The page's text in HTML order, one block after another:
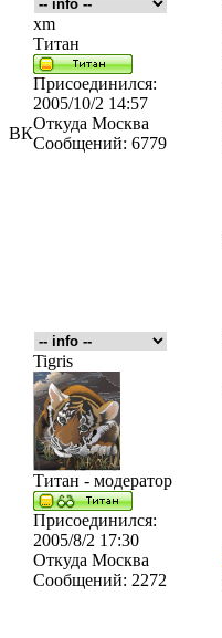
ВК
xm
Титан
Присоединился:
2005/10/2 14:57
Откуда Москва
Сообщений: 6779
Tigris
Титан - модератор
Присоединился:
2005/8/2 17:30
Откуда Москва
Сообщений: 2272